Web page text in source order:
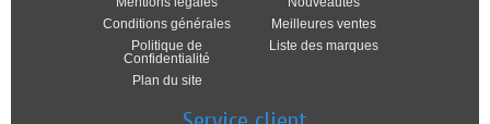
Conditions générales
Politique de
Confidentialité
Plan du site
Meilleures ventes
Liste des marques